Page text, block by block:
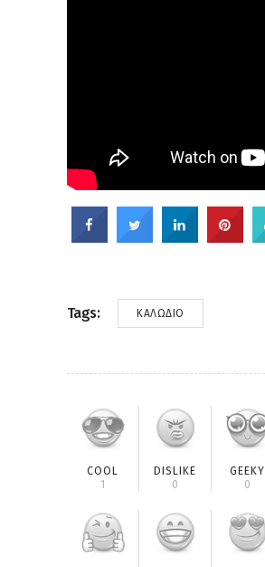
Tags: ΚΑΛΏΔΙΟ
COOL
1
DISLIKE
0
GEEKY
0